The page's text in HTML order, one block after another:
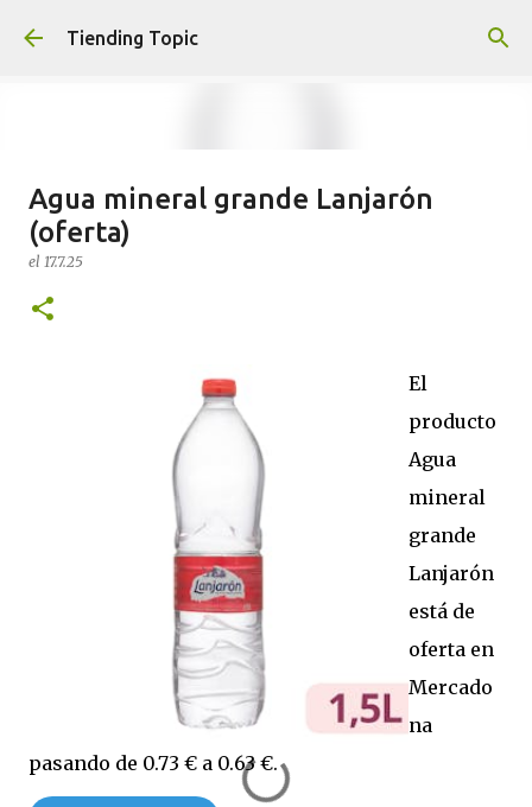
Ir al contenido principal
Tiending Topic
Maquillaje fluido Hydra Deliplus
210 cappuccino (nuevo)
el24.9.25
Agua mineral grande Lanjarón
(oferta)
el 17.7.25
El
producto
Agua
mineral
grande
Lanjarón
está de
oferta en
Mercado
na
pasando de 0.73 € a 0.63 €.